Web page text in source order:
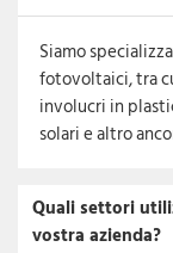
Siamo
fotovoltaici, tra
involucri in
solari e altro
Quali settori
vostra azienda?